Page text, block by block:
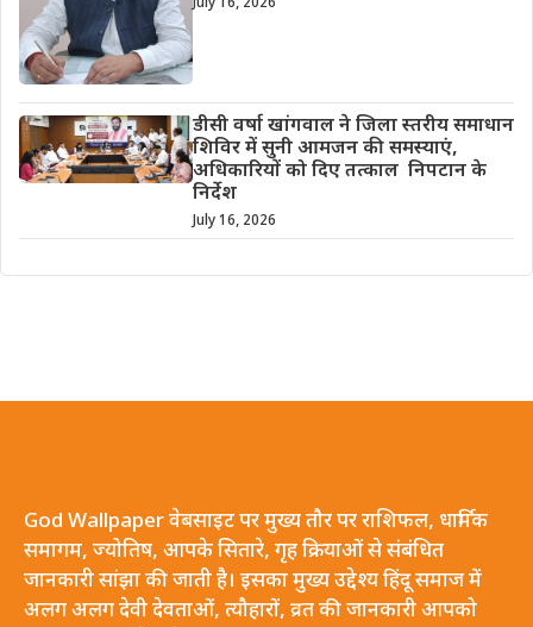
July 16, 2026
डीसी वर्षा खांगवाल ने जिला स्तरीय समाधान
शिविर में सुनी आमजन की समस्याएं,
अधिकारियों को दिए तत्काल निपटान के
निर्देश
July 16, 2026
God Wallpaper वेबसाइट पर मुख्य तौर पर राशिफल, धार्मिक
समागम, ज्योतिष, आपके सितारे, गृह क्रियाओं से संबंधित
जानकारी सांझा की जाती है। इसका मुख्य उद्देश्य हिंदू समाज में
अलग अलग देवी देवताओं, त्यौहारों, व्रत की जानकारी आपको